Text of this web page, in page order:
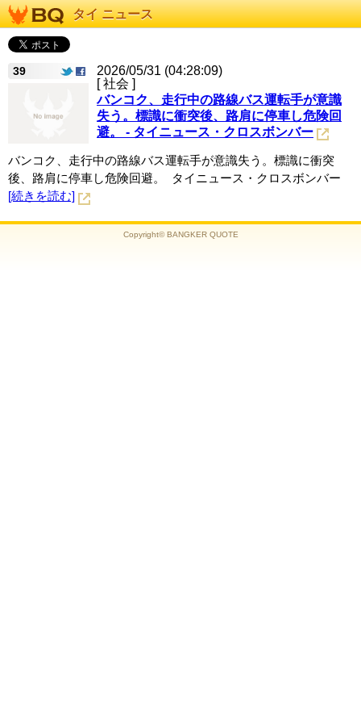
タイ ニュース
39
2026/05/31 (04:28:09)
[ 社会 ]
バンコク、走行中の路線バス運転手が意識
失う。標識に衝突後、路肩に停車し危険回
避。 - タイニュース・クロスボンバー
バンコク、走行中の路線バス運転手が意識失う。標識に衝突
後、路肩に停車し危険回避。 タイニュース・クロスボンバー
[続きを読む]
Copyright© BANGKER QUOTE